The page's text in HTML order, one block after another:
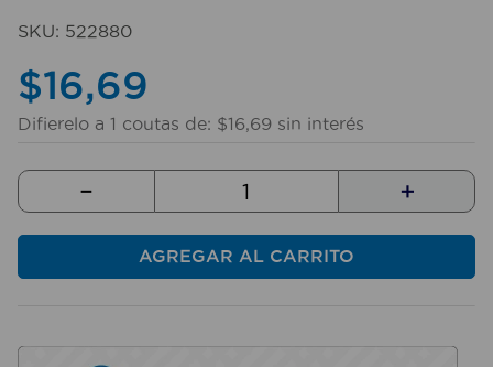
SKU: 522880
$16,69
Difierelo a 1 coutas de: $16,69 sin interés
＋
－
AGREGAR AL CARRITO